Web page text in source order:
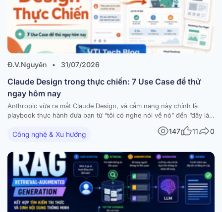
Đ.V.Nguyên • 31/07/2026
Claude Design trong thực chiến: 7 Use Case để thử
ngay hôm nay
Anthropic vừa ra mắt Claude Design, và cẩm nang này chính là
playbook thực hành đưa bạn từ “tôi có nghe nói về nó” đến “đây là
thứ tôi đã build được hôm nay”. Tài liệu tập hợp 7 workflow dùng-
được-ngay — mỗi workflow đi kèm hướng dẫn từng bước,…
Công nghệ & Xu hướng 147 11 0